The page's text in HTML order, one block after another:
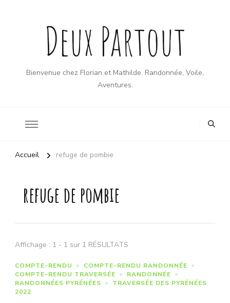
Deux Partout
Bienvenue chez Florian et Mathilde. Randonnée, Voile,
Aventures.
Accueil refuge de pombie
refuge de pombie
Affichage : 1 - 1 sur 1 RÉSULTATS
COMPTE-RENDU
COMPTE-RENDU RANDONNÉE
COMPTE-RENDU TRAVERSÉE
RANDONNÉE
RANDONNÉES PYRÉNÉES
TRAVERSÉE DES PYRÉNÉES
2022